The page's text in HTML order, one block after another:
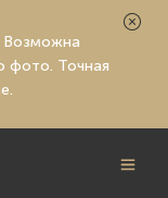
Возможна
фото. Точная